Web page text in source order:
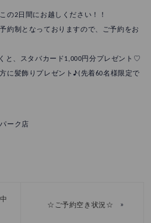
の2日間にお越しください！！
約制となっておりますので、ご予約をお
と、スタバカード1,000円分プレゼント♡
に髪飾りプレゼント♪(先着60名様限定で
ーク店
☆ご予約空き状況☆ »